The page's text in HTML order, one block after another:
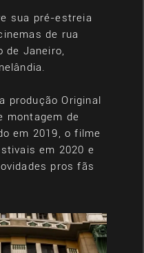
sua pré-estreia
de rua
de Janeiro,
produção Original
montagem de
em 2019, o filme
em 2020 e
pros fãs